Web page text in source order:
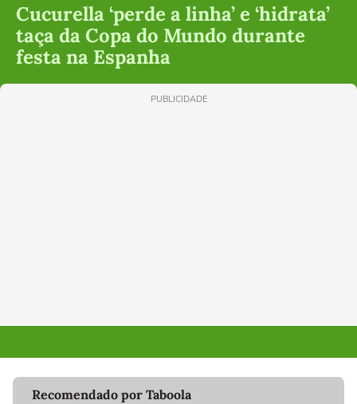
Cucurella ‘perde a linha’ e ‘hidrata’
taça da Copa do Mundo durante
festa na Espanha
PUBLICIDADE
Recomendado por Taboola